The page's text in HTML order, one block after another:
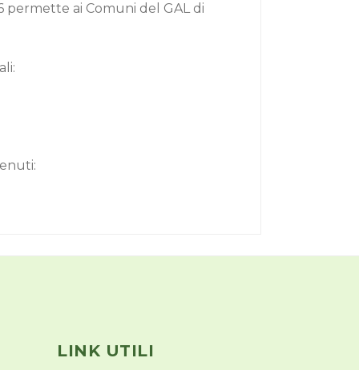
permette ai Comuni del GAL di
LINK UTILI